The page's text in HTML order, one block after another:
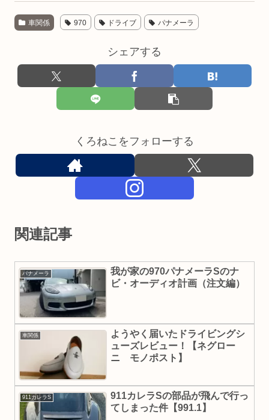
車関係 970 ドライブ パナメーラ
シェアする
くろねこをフォローする
関連記事
パナメーラ
我が家の970パナメーラSのナ
ビ・オーディオ計画（注文編）
車関係
ようやく届いたドライビングシ
ューズレビュー！【ネグロー
ニ モノポスト】
911カレラS
911カレラSの部品が飛んで行っ
てしまった件【991.1】